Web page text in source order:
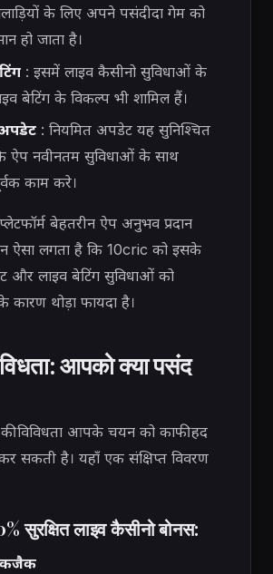
के लिए अपने पसंदीदा गेम को
हो जाता है।
: इसमें लाइव कैसीनो सुविधाओं के
बेटिंग के विकल्प भी शामिल हैं।
: नियमित अपडेट यह सुनिश्चित
ऐप नवीनतम सुविधाओं के साथ
काम करे।
प्लेटफॉर्म बेहतरीन ऐप अनुभव प्रदान
ऐसा लगता है कि 10cric को इसके
और लाइव बेटिंग सुविधाओं को
कारण थोड़ा फायदा है।
आपको क्या पसंद
विविधता आपके चयन को काफी हद
सकती है। यहाँ एक संक्षिप्त विवरण
सुरक्षित लाइव कैसीनो बोनस: